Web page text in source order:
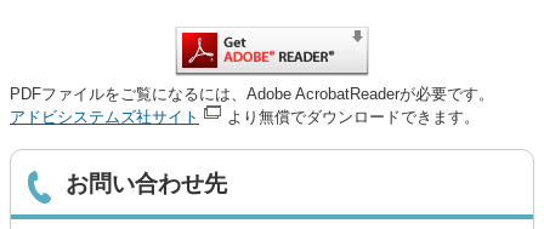
PDFファイルをご覧になるには、Adobe AcrobatReaderが必要です。
アドビシステムズ社サイト
より無償でダウンロードできます。
お問い合わせ先